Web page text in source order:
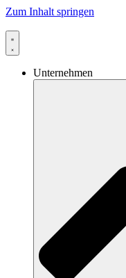
Zum Inhalt springen
Unternehmen